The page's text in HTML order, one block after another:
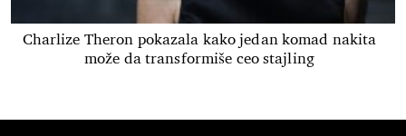
Charlize Theron pokazala kako jedan komad nakita
može da transformiše ceo stajling